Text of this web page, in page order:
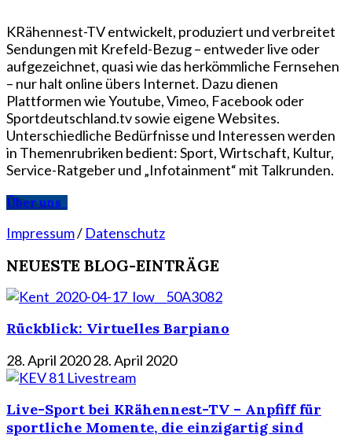
KRähennest-TV entwickelt, produziert und verbreitet
Sendungen mit Krefeld-Bezug – entweder live oder
aufgezeichnet, quasi wie das herkömmliche Fernsehen
– nur halt online übers Internet. Dazu dienen
Plattformen wie Youtube, Vimeo, Facebook oder
Sportdeutschland.tv sowie eigene Websites.
Unterschiedliche Bedürfnisse und Interessen werden
in Themenrubriken bedient: Sport, Wirtschaft, Kultur,
Service-Ratgeber und „Infotainment“ mit Talkrunden.
Über uns
Impressum/ Datenschutz
NEUESTE BLOG-EINTRÄGE
Rückblick: Virtuelles Barpiano
28. April 202028. April 2020
Live-Sport bei KRähennest-TV – Anpfiff für
sportliche Momente, die einzigartig sind